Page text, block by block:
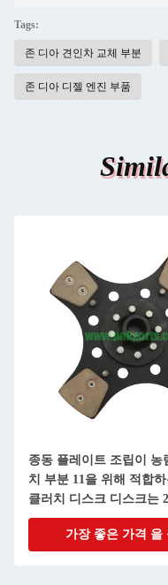
Tags:
존 디아 견인차 교체 부분
존 디아 디젤 엔진 부품
종동 플레이트 조립이 농
치 부분 11을 위해 적합하
클러치 디스크 디스크는
로 조금씩 움직입니다
가장 좋은 가격 을